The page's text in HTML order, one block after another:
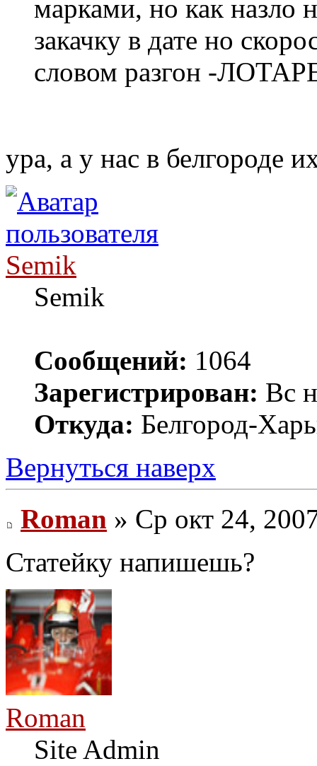
марками, но как назло
закачку в дате но
словом разгон -
ура, а у нас в белгороде
Semik
Semik
Сообщений: 1064
Зарегистрирован: Вс
Откуда: Белгород-
Вернуться наверх
Roman » Ср окт 24,
Статейку напишешь?
Roman
Site Admin